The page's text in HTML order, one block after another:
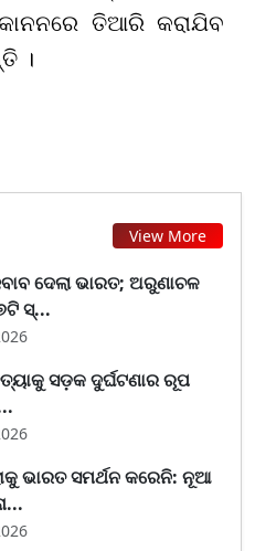
ତିଆରି କରାଯିବ
।
View More
ଦେଲା ଭାରତ; ଅରୁଣାଚଳ
ସ୍...
ସଡ଼କ ଦୁର୍ଘଟଣାର ରୂପ
ଭାରତ ସମର୍ଥନ କରେନି: ନୂଆ